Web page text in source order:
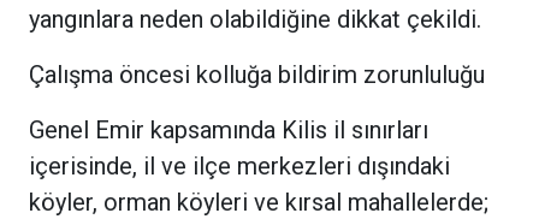
yangınlara neden olabildiğine dikkat çekildi.
Çalışma öncesi kolluğa bildirim zorunluluğu
Genel Emir kapsamında Kilis il sınırları
içerisinde, il ve ilçe merkezleri dışındaki
köyler, orman köyleri ve kırsal mahallelerde;